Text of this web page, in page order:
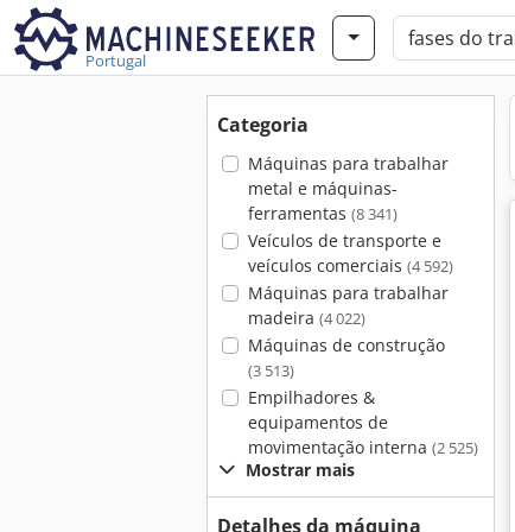
Portugal
Categoria
Máquinas para trabalhar
metal e máquinas-
ferramentas (8 341)
Veículos de transporte e
veículos comerciais (4 592)
Máquinas para trabalhar
madeira (4 022)
Máquinas de construção
(3 513)
Empilhadores &
equipamentos de
movimentação interna (2 525)
Mostrar mais
Detalhes da máquina